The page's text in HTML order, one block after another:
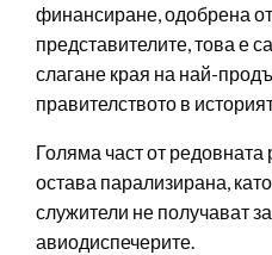
финансиране, одобрена
представителите, това е
слагане края на най-
правителството в
Голяма част от редовната
остава парализирана,
служители не получават
авиодиспечерите.